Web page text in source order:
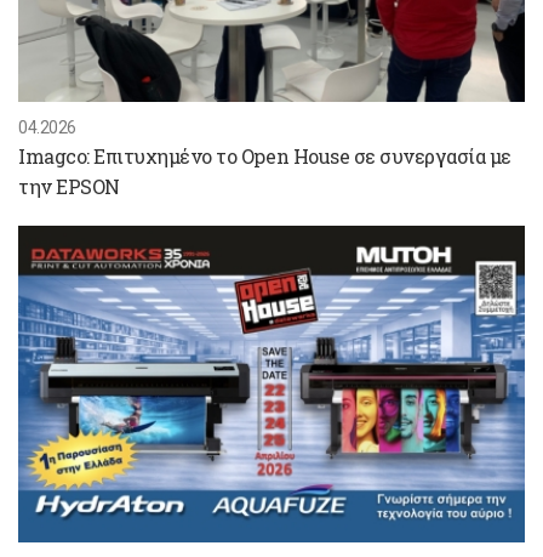
04.2026
Imagco: Επιτυχημένο το Open House σε συνεργασία με
την EPSON